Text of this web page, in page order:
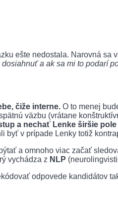
ešte nedostala. Narovná sa
a ak sa mi to podarí
čiže interne. O to menej
väzbu (vrátane
a nechať Lenke širšie
byť v prípade Lenky totiž
a omnoho viac začať
vychádza z NLP
odpovede kandidátov